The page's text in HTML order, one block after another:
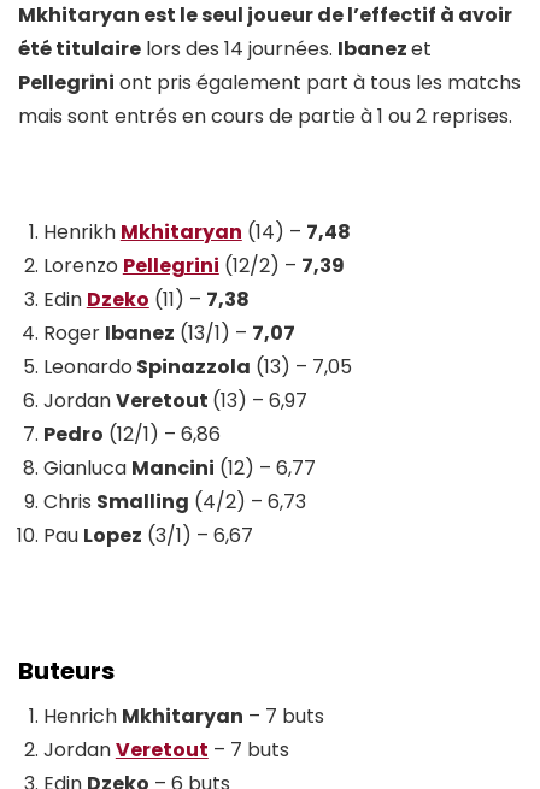
Mkhitaryan est le seul joueur de l’effectif à avoir
été titulaire lors des 14 journées. Ibanezet
Pellegrini ont pris également part à tous les matchs
mais sont entrés en cours de partie à 1 ou 2 reprises.
Henrikh Mkhitaryan (14) – 7,48
Lorenzo Pellegrini (12/2) – 7,39
Edin Dzeko (11) – 7,38
Roger Ibanez (13/1) – 7,07
Leonardo Spinazzola (13) – 7,05
JordanVeretout (13) – 6,97
Pedro (12/1) – 6,86
Gianluca Mancini (12) – 6,77
Chris Smalling (4/2) – 6,73
Pau Lopez (3/1) – 6,67
Buteurs
Henrich Mkhitaryan – 7 buts
JordanVeretout – 7 buts